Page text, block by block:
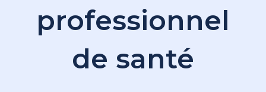
professionnel
de santé